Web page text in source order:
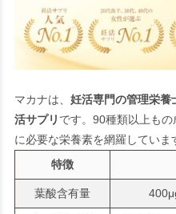
マカナは、 妊活専門の管理栄養
活サプリ です。90種類以上も
に必要な栄養素を網羅していま
特徴
葉酸含有量